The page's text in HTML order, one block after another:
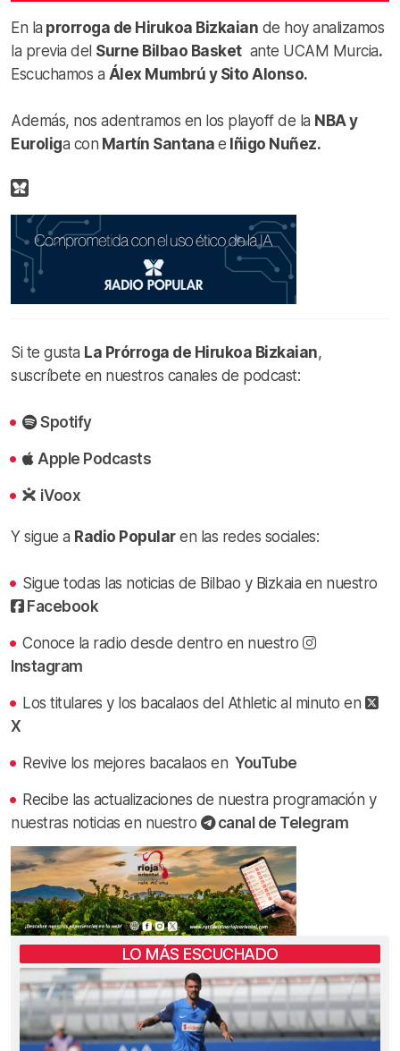
En la prorroga de Hirukoa Bizkaian de hoy analizamos
la previa del Surne Bilbao Basketante UCAM Murcia.
Escuchamos a Álex Mumbrú y Sito Alonso.
Además, nos adentramos en los playoff de la NBA y
Euroliga con Martín Santana e Iñigo Nuñez.
Si te gusta La Prórroga de Hirukoa Bizkaian,
suscríbete en nuestros canales de podcast:
Spotify
Apple Podcasts
iVoox
Y sigue a Radio Popularen las redes sociales:
Sigue todas las noticias de Bilbao y Bizkaia en nuestro
Facebook
Conoce la radio desde dentro en nuestro
Instagram
Los titulares y los bacalaos del Athletic al minuto en
X
Revive los mejores bacalaos en YouTube
Recibe las actualizaciones de nuestra programación y
nuestras noticias en nuestro
canal de Telegram
LO MÁS ESCUCHADO